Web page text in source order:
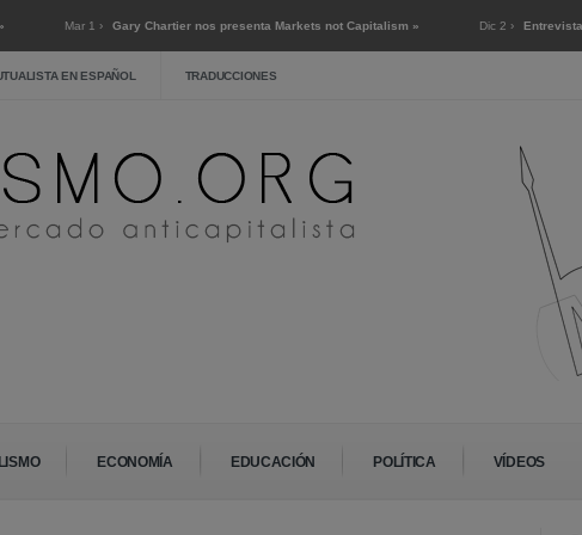
Mar 1 › Gary Chartier nos presenta Markets not Capitalism » Dic 2 › Entrevista a
EN ESPAÑOL TRADUCCIONES
ECONOMÍA EDUCACIÓN POLÍTICA VÍDEOS